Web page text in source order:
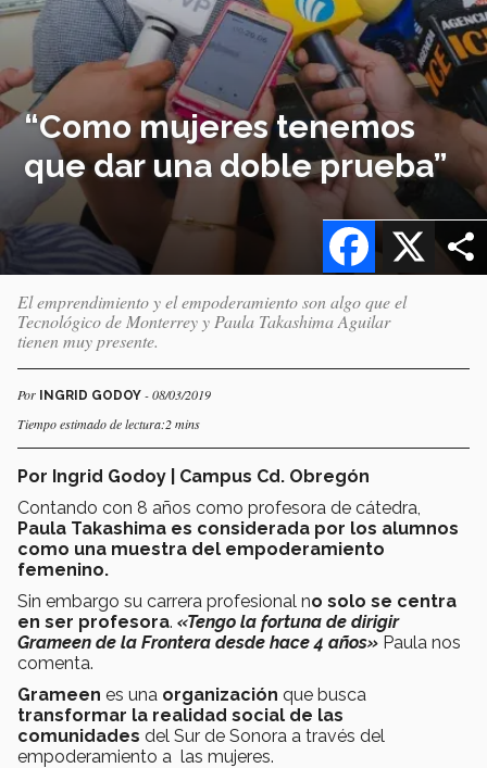
“Como mujeres tenemos
que dar una doble prueba”
X
Facebook
El emprendimiento y el empoderamiento son algo que el
Tecnológico de Monterrey y Paula Takashima Aguilar
tienen muy presente.
Por INGRID GODOY - 08/03/2019
Tiempo estimado de lectura:2 mins
Por Ingrid Godoy | Campus Cd. Obregón
Contando con 8 años como profesora de cátedra,
Paula Takashima es considerada por los alumnos
como una muestra del empoderamiento
femenino.
Sin embargo su carrera profesional no solo se centra
en ser profesora. «Tengo la fortuna de dirigir
Grameen de la Frontera desde hace 4 años» Paula nos
comenta.
Grameen es una organización que busca
transformar la realidad social de las
comunidades del Sur de Sonora a través del
empoderamiento a las mujeres.